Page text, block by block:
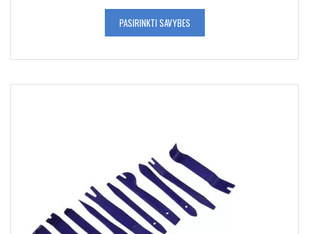
PASIRINKTI SAVYBES